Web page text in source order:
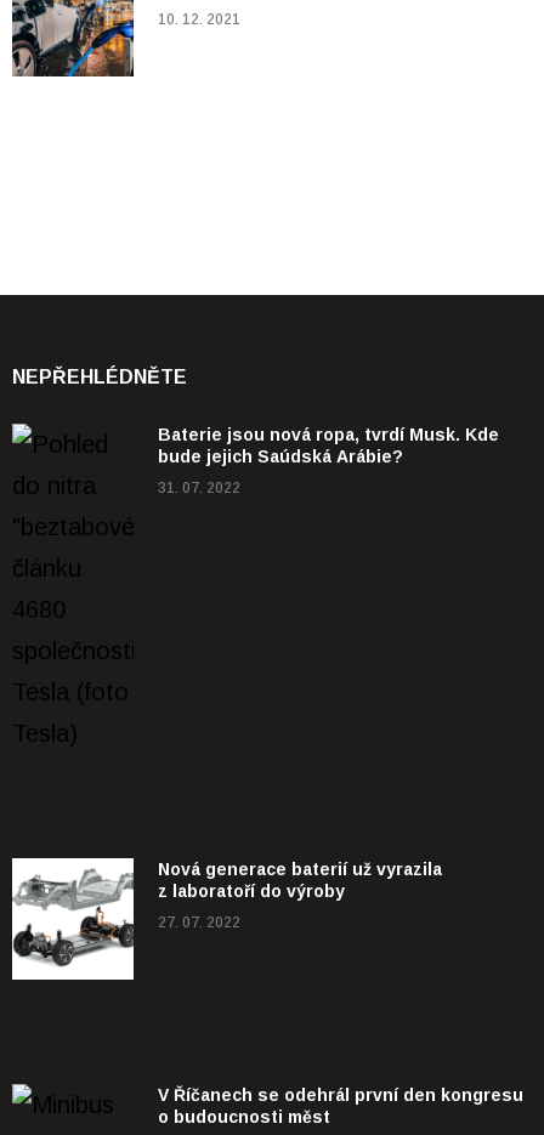
10. 12. 2021
NEPŘEHLÉDNĚTE
Baterie jsou nová ropa, tvrdí Musk. Kde
bude jejich Saúdská Arábie?
31. 07. 2022
Nová generace baterií už vyrazila
z laboratoří do výroby
27. 07. 2022
V Říčanech se odehrál první den kongresu
o budoucnosti měst